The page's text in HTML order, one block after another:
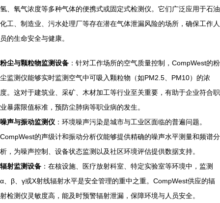
氢、氧气浓度等多种气体的便携式或固定式检测仪。它们广泛应用于石油
化工、制造业、污水处理厂等存在潜在气体泄漏风险的场所，确保工作人
员的生命安全与健康。
粉尘与颗粒物监测设备 ：针对工作场所的空气质量控制，CompWest的粉
尘监测仪能够实时监测空气中可吸入颗粒物（如PM2.5、PM10）的浓
度。这对于建筑业、采矿、木材加工等行业至关重要，有助于企业符合职
业暴露限值标准，预防尘肺病等职业病的发生。
噪声与振动监测仪 ：环境噪声污染是城市与工业区面临的普遍问题。
CompWest的声级计和振动分析仪能够提供精确的噪声水平测量和频谱分
析，为噪声控制、设备状态监测以及社区环境评估提供数据支持。
辐射监测设备 ：在核设施、医疗放射科室、特定实验室等环境中，监测
α、β、γ或X射线辐射水平是安全管理的重中之重。CompWest供应的辐
射检测仪灵敏度高，能及时预警辐射泄漏，保障环境与人员安全。